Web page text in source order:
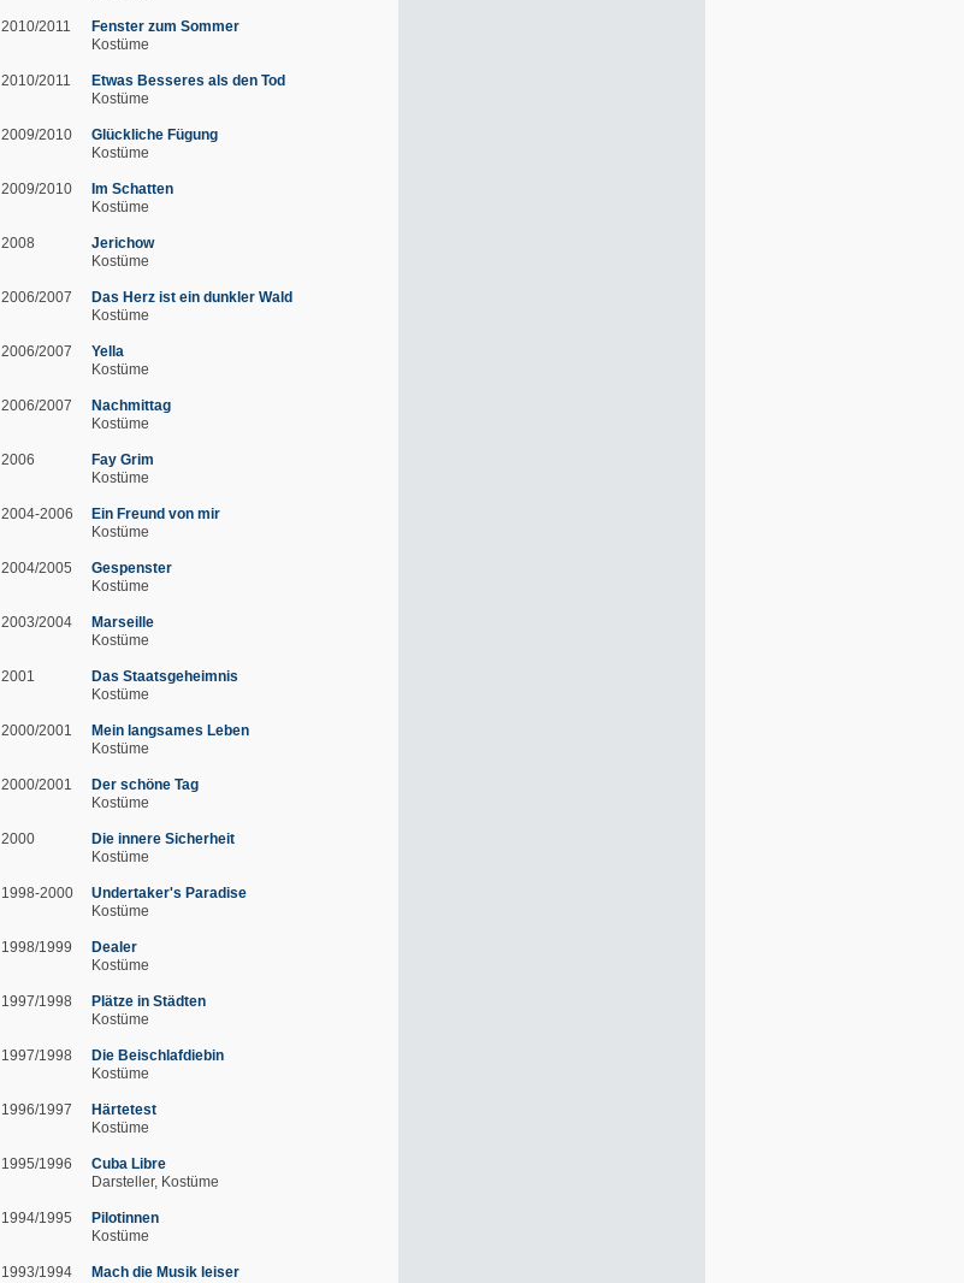
2010/2011
Fenster zum Sommer
Kostüme
2010/2011
Etwas Besseres als den Tod
Kostüme
2009/2010
Glückliche Fügung
Kostüme
2009/2010
Im Schatten
Kostüme
2008
Jerichow
Kostüme
2006/2007
Das Herz ist ein dunkler Wald
Kostüme
2006/2007
Yella
Kostüme
2006/2007
Nachmittag
Kostüme
2006
Fay Grim
Kostüme
2004-2006
Ein Freund von mir
Kostüme
2004/2005
Gespenster
Kostüme
2003/2004
Marseille
Kostüme
2001
Das Staatsgeheimnis
Kostüme
2000/2001
Mein langsames Leben
Kostüme
2000/2001
Der schöne Tag
Kostüme
2000
Die innere Sicherheit
Kostüme
1998-2000
Undertaker's Paradise
Kostüme
1998/1999
Dealer
Kostüme
1997/1998
Plätze in Städten
Kostüme
1997/1998
Die Beischlafdiebin
Kostüme
1996/1997
Härtetest
Kostüme
1995/1996
Cuba Libre
Darsteller Kostüme
1994/1995
Pilotinnen
Kostüme
1993/1994
Mach die Musik leiser